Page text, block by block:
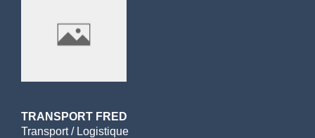
TRANSPORT FRED
Transport / Logistique